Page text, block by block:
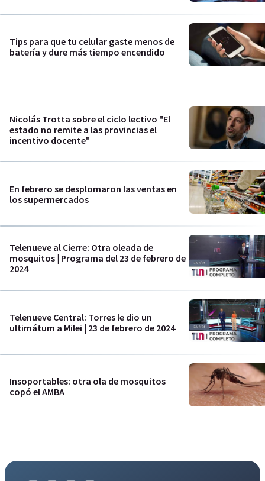
Tips para que tu celular gaste menos de
batería y dure más tiempo encendido
Nicolás Trotta sobre el ciclo lectivo "El
estado no remite a las provincias el
incentivo docente"
En febrero se desplomaron las ventas en
los supermercados
Telenueve al Cierre: Otra oleada de
mosquitos | Programa del 23 de febrero de
2024
Telenueve Central: Torres le dio un
ultimátum a Milei | 23 de febrero de 2024
Insoportables: otra ola de mosquitos
copó el AMBA